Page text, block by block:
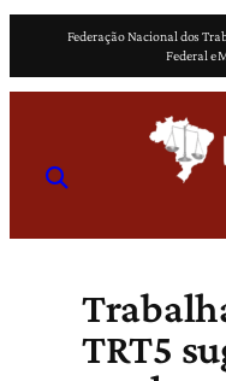
o
Federação Nacional dos
Federal e
TRT5